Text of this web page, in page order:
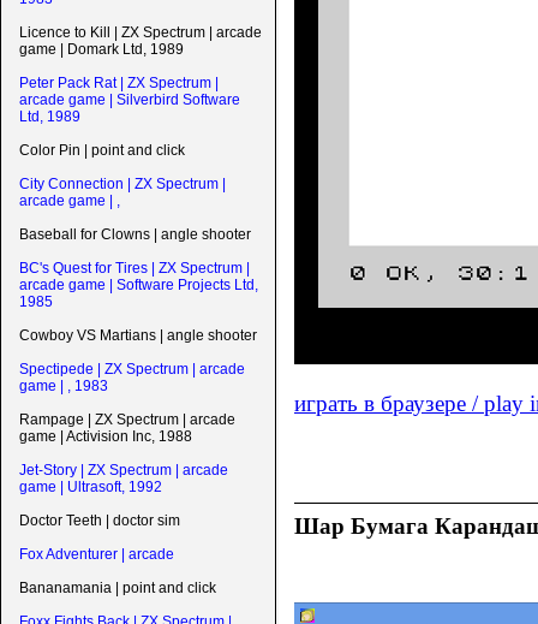
Licence to Kill | ZX Spectrum | arcade
game | Domark Ltd, 1989
Peter Pack Rat | ZX Spectrum |
arcade game | Silverbird Software
Ltd, 1989
Color Pin | point and click
City Connection | ZX Spectrum |
arcade game | ,
Baseball for Clowns | angle shooter
BC's Quest for Tires | ZX Spectrum |
arcade game | Software Projects Ltd,
1985
Cowboy VS Martians | angle shooter
Spectipede | ZX Spectrum | arcade
game | , 1983
Rampage | ZX Spectrum | arcade
game | Activision Inc, 1988
Jet-Story | ZX Spectrum | arcade
game | Ultrasoft, 1992
Doctor Teeth | doctor sim
Fox Adventurer | arcade
Bananamania | point and click
играть в браузере / play
Шар Бумага Карандаш